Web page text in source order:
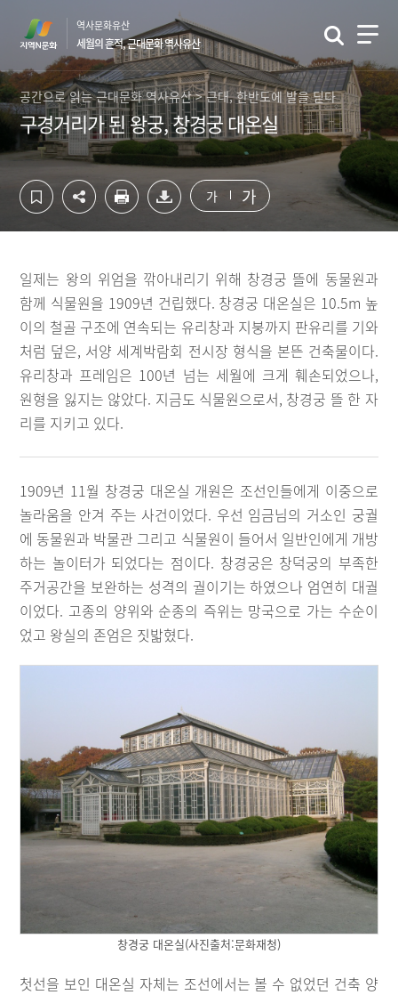
영
역
바
가
역
바
로
기
역사문화유산
세월의 흔적, 근대문화 역사유산
공간으로 읽는 근대문화 역사유산 > 근대, 한반도에 발을 딛다
구경거리가 된 왕궁, 창경궁 대온실
가 가
일제는 왕의 위엄을 깎아내리기 위해 창경궁 뜰에 동물원과
함께 식물원을 1909년 건립했다. 창경궁 대온실은 10.5m 높
이의 철골 구조에 연속되는 유리창과 지붕까지 판유리를 기와
처럼 덮은, 서양 세계박람회 전시장 형식을 본뜬 건축물이다.
유리창과 프레임은 100년 넘는 세월에 크게 훼손되었으나,
원형을 잃지는 않았다. 지금도 식물원으로서, 창경궁 뜰 한 자
리를 지키고 있다.
1909년 11월 창경궁 대온실 개원은 조선인들에게 이중으로
놀라움을 안겨 주는 사건이었다. 우선 임금님의 거소인 궁궐
에 동물원과 박물관 그리고 식물원이 들어서 일반인에게 개방
하는 놀이터가 되었다는 점이다. 창경궁은 창덕궁의 부족한
주거공간을 보완하는 성격의 궐이기는 하였으나 엄연히 대궐
이었다. 고종의 양위와 순종의 즉위는 망국으로 가는 수순이
었고 왕실의 존엄은 짓밟혔다.
창경궁 대온실(사진출처:문화재청)
첫선을 보인 대온실 자체는 조선에서는 볼 수 없었던 건축 양